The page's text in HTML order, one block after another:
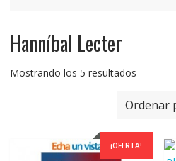
Hanníbal Lecter
Mostrando los 5 resultadosOrdenado
los
¡OFERTA!